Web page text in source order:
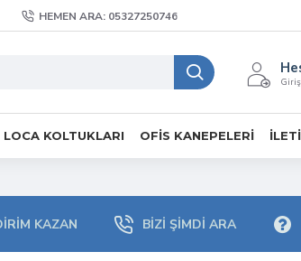
HEMEN ARA: 05327250746
LOCA KOLTUKLARI OFIS KANEPELERI
KAZAN BIZI ŞIMDI ARA